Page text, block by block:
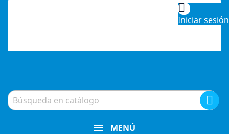


Iniciar sesión
MENÚ